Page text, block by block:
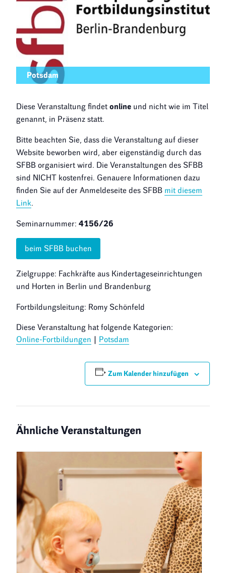
Potsdam
Diese Veranstaltung findet online und nicht wie im Titel
genannt, in Präsenz statt.
Bitte beachten Sie, dass die Veranstaltung auf dieser
Website beworben wird, aber eigenständig durch das
SFBB organisiert wird. Die Veranstaltungen des SFBB
sind NICHT kostenfrei. Genauere Informationen dazu
finden Sie auf der Anmeldeseite des SFBB mit diesem
Link.
Seminarnummer: 4156/26
beim SFBB buchen
Zielgruppe: Fachkräfte aus Kindertageseinrichtungen
und Horten in Berlin und Brandenburg
Fortbildungsleitung: Romy Schönfeld
Diese Veranstaltung hat folgende Kategorien:
Online-Fortbildungen | Potsdam
Zum Kalender hinzufügen
Ähnliche Veranstaltungen